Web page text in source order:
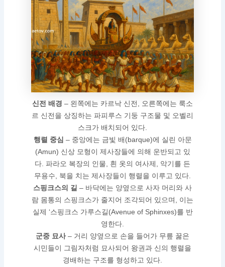
신전 배경 – 왼쪽에는 카르낙 신전, 오른쪽에는 룩소
르 신전을 상징하는 파피루스 기둥 구조물 및 오벨리
스크가 배치되어 있다.
행렬 중심 – 중앙에는 금빛 배(barque)에 실린 아문
(Amun) 신상 모형이 제사장들에 의해 운반되고 있
다. 파라오 복장의 인물, 흰 옷의 여사제, 악기를 든
무용수, 북을 치는 제사장들이 행렬을 이루고 있다.
스핑크스의 길 – 바닥에는 양옆으로 사자 머리와 사
람 몸통의 스핑크스가 줄지어 조각되어 있으며, 이는
실제 ‘스핑크스 가루스길(Avenue of Sphinxes)를 반
영한다.
군중 묘사– 거리 양옆으로 손을 들어가 무릎 꿇은
시민들이 그림자처럼 묘사되어 왕권과 신의 행렬을
경배하는 구조를 형성하고 있다.